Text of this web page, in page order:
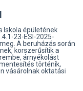
Iskola épületének
23-ESI-2025-
A beruházás során
korszerűsítik a
árnyékolást
történik,
vásárolnak oktatási